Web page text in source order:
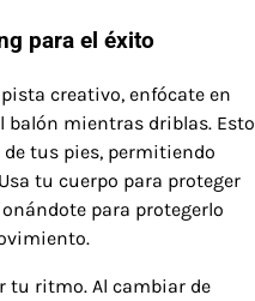
para el éxito
creativo, enfócate en
mientras driblas. Esto
tus pies, permitiendo
tu cuerpo para proteger
para protegerlo
tu ritmo. Al cambiar de